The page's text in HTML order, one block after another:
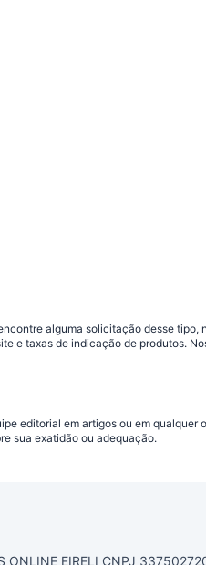
alguma solicitação desse
e taxas de indicação de produtos.
editorial em artigos ou em qualquer
sua exatidão ou adequação.
ONLINE EIRELI CNPJ